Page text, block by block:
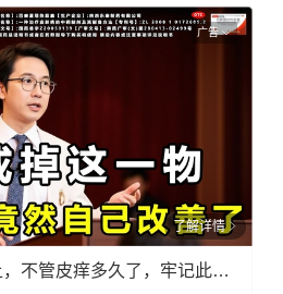
广告
了解详情
凡是皮肤瘙痒1月以上，不管皮痒多久了，牢记此法，快！准！狠！